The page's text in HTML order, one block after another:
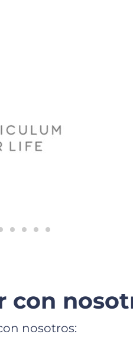
con
nosotros: